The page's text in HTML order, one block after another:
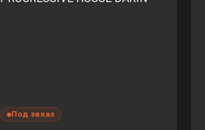
Под заказ